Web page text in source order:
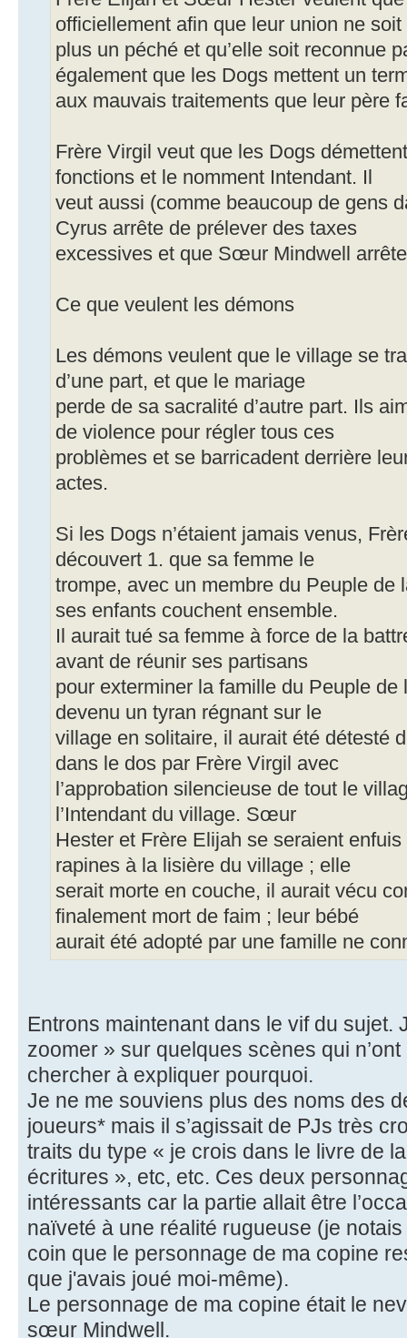
officiellement afin que leur union ne soit
plus un péché et qu’elle soit reconnue
également que les Dogs mettent un
aux mauvais traitements que leur père
Frère Virgil veut que les Dogs
fonctions et le nomment Intendant. Il
veut aussi (comme beaucoup de gens
Cyrus arrête de prélever des taxes
excessives et que Sœur Mindwell
Ce que veulent les démons
Les démons veulent que le village se
d’une part, et que le mariage
perde de sa sacralité d’autre part. Ils
de violence pour régler tous ces
problèmes et se barricadent derrière
actes.
Si les Dogs n’étaient jamais venus,
découvert 1. que sa femme le
trompe, avec un membre du Peuple de
ses enfants couchent ensemble.
Il aurait tué sa femme à force de la
avant de réunir ses partisans
pour exterminer la famille du Peuple de
devenu un tyran régnant sur le
village en solitaire, il aurait été détesté
dans le dos par Frère Virgil avec
l’approbation silencieuse de tout le
l’Intendant du village. Sœur
Hester et Frère Elijah se seraient
rapines à la lisière du village ; elle
serait morte en couche, il aurait vécu
finalement mort de faim ; leur bébé
aurait été adopté par une famille ne
Entrons maintenant dans le vif du sujet.
zoomer » sur quelques scènes qui
chercher à expliquer pourquoi.
Je ne me souviens plus des noms des
joueurs* mais il s’agissait de PJs très
traits du type « je crois dans le livre de
écritures », etc, etc. Ces deux
intéressants car la partie allait être
naïveté à une réalité rugueuse (je
coin que le personnage de ma copine
que j'avais joué moi-même).
Le personnage de ma copine était le
sœur Mindwell.